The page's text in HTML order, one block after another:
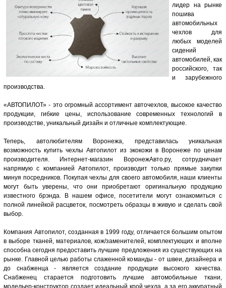
лидер на рынке
пошива
автомобильных
чехлов для
любых моделей
сидений
автомобилей, как
российского, так
и зарубежного
производства.
«АВТОПИЛОТ» - это огромный ассортимент авточехлов, высокое качество
продукции, гибкие цены, использование современных технологий в
производстве, уникальный дизайн и отличные комплектующие.
Теперь, автолюбителям Воронежа, представилась уникальная
возможность купить чехлы Автопилот из экокожи в Воронеже по ценам
производителя. Интернет-магазин ВоронежАвто.ру, сотрудничает
напрямую с компанией Автопилот, производит только прямые закупки
минуя посредников. Покупая чехлы для своего автомобиля, наши клиенты
могут быть уверены, что они приобретают оригинальную продукцию
известного брэнда. В нашем офисе, посетители могут ознакомиться с
полной линейкой расцветок, посмотреть образцы в живую и сделать свой
выбор.
Компания Автопилот, созданная в 1999 году, отличается большим опытом
в выборе тканей, материалов, кож/заменителей, комплектующих и вполне
способна сегодня предоставить лучшие предложения из существующих на
рынке. Главной целью работы слаженной команды - от швеи, дизайнера и
до снабженца - является создание продукции высокого качества.
Снабженец старается подготовить лучшие автомобильные ткани,
модельер-конструктор создает идеальный крой чехла, а за его аккуратный